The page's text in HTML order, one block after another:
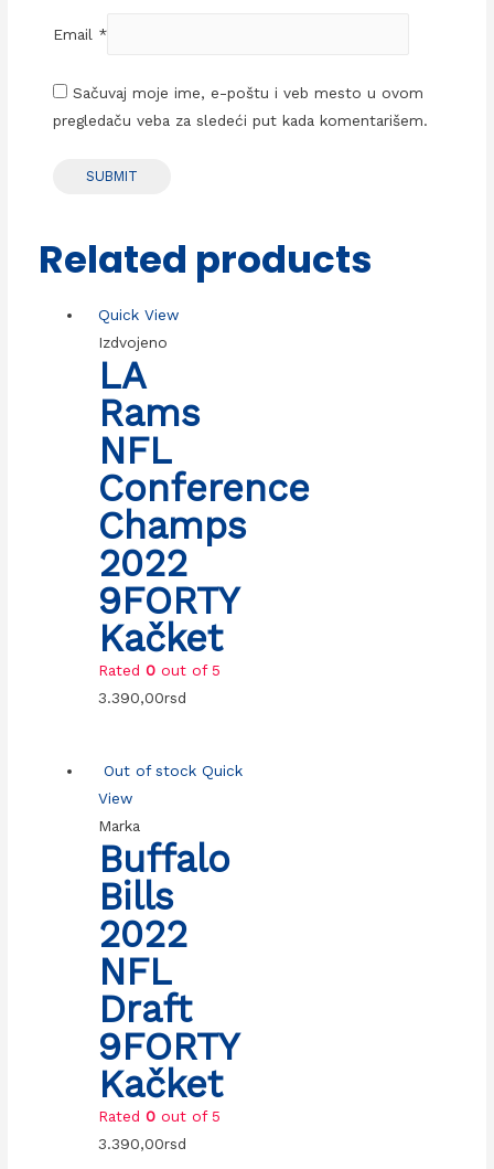
Email *
Sačuvaj moje ime, e-poštu i veb mesto u ovom
pregledaču veba za sledeći put kada komentarišem.
Related products
Quick View
Izdvojeno
LA
Rams
NFL
Conference
Champs
2022
9FORTY
Kačket
Rated0 out of 5
3.390,00rsd
Out of stock Quick
View
Marka
Buffalo
Bills
2022
NFL
Draft
9FORTY
Kačket
Rated0 out of 5
3.390,00rsd